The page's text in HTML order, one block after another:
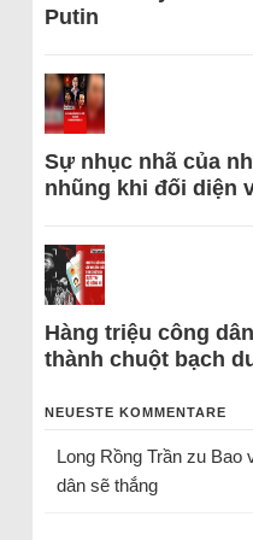
Putin
Sự nhục nhã của
nhũng khi đối diện
Hàng triệu công
thành chuột bạch
NEUESTE KOMMENTARE
Long Rồng Trầnzu Bao
dân sẽ thắng